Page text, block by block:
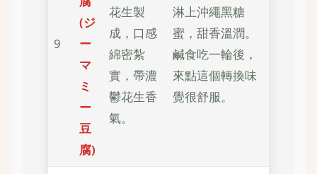
9
(ジ
ー
マ
ミ
ー
豆
腐)
花生製
成，口感
綿密紮
實，帶濃
鬱花生香
氣。
淋上沖繩黑糖
蜜，甜香溫潤。
鹹食吃一輪後，
來點這個轉換味
覺很舒服。